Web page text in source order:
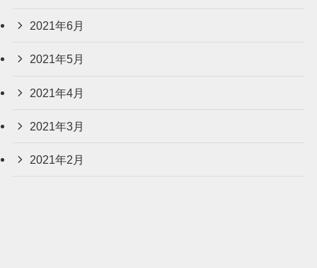
2021年6月
2021年5月
2021年4月
2021年3月
2021年2月